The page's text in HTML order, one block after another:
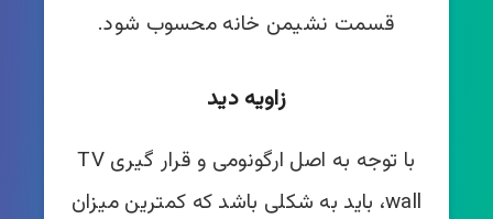
قسمت نشیمن خانه محسوب شود.
زاویه دید
با توجه به اصل ارگونومی و قرار گیری TV
wall، باید به شکلی باشد که کمترین میزان